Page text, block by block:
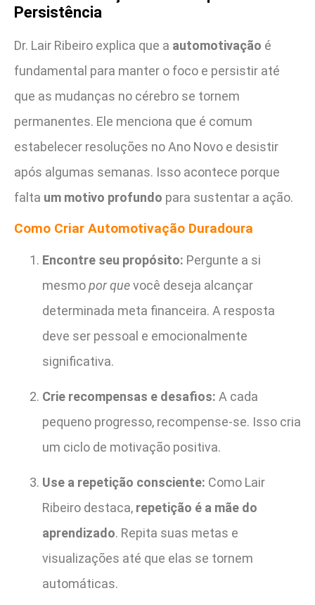
Persistência
Dr. Lair Ribeiro explica que a automotivação é
fundamental para manter o foco e persistir até
que as mudanças no cérebro se tornem
permanentes. Ele menciona que é comum
estabelecer resoluções no Ano Novo e desistir
após algumas semanas. Isso acontece porque
falta um motivo profundo para sustentar a ação.
Como Criar Automotivação Duradoura
Encontre seu propósito: Pergunte a si
mesmopor quevocê deseja alcançar
determinada meta financeira. A resposta
deve ser pessoal e emocionalmente
significativa.
Crie recompensas e desafios: A cada
pequeno progresso, recompense-se. Isso cria
um ciclo de motivação positiva.
Use a repetição consciente: Como Lair
Ribeiro destaca, repetição é a mãe do
aprendizado. Repita suas metas e
visualizações até que elas se tornem
automáticas.